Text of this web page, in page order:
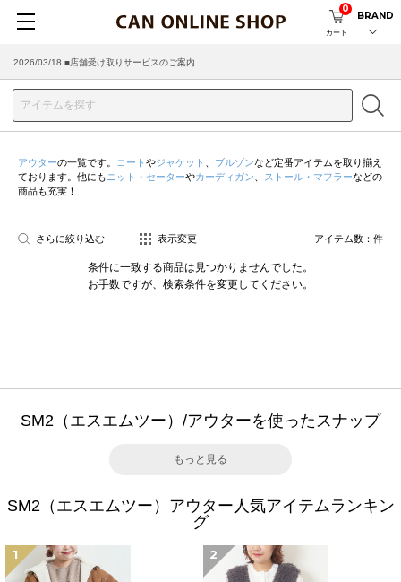
カート
0
BRAND
2026/03/18 ■店舗受け取りサービスのご案内
アウターの一覧です。 コート やジャケット ブルゾンなど定番アイテムを取り揃え
ております。他にも ニット・セーターやカーディガン ストール・マフラーなどの
商品も充実！
さらに絞り込む 表示変更 アイテム数： 件
条件に一致する商品は見つかりませんでした。
お手数ですが、検索条件を変更してください。
SM2（エスエムツー）/アウターを使ったスナップ
もっと見る
SM2（エスエムツー）アウター人気アイテムランキン
グ
1 2